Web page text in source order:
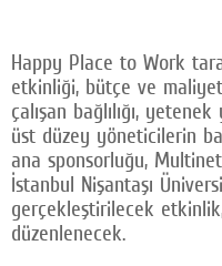
Happy Place to Work
etkinliği, bütçe ve maliyet
çalışan bağlılığı,
üst düzey yöneticilerin
ana sponsorluğu,
İstanbul Nişantaşı
gerçekleştirilecek
düzenlenecek.